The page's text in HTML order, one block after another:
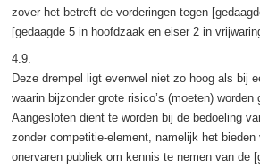
zover het betreft de vorderingen tegen
[gedaagde 5 in hoofdzaak en eiser 2 in
4.9.
Deze drempel ligt evenwel niet zo hoog als bij
waarin bijzonder grote risico’s (moeten) worden
Aangesloten dient te worden bij de bedoeling
zonder competitie-element, namelijk het bieden
onervaren publiek om kennis te nemen van de